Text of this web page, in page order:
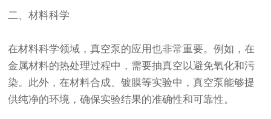
二、材料科学
在材料科学领域，真空泵的应用也非常重要。例如，在
金属材料的热处理过程中，需要抽真空以避免氧化和污
染。此外，在材料合成、镀膜等实验中，真空泵能够提
供纯净的环境，确保实验结果的准确性和可靠性。